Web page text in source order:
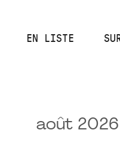
EN LISTE
août 2026